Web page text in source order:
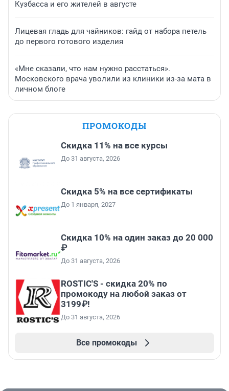
Кузбасса и его жителей в августе
Лицевая гладь для чайников: гайд от набора петель
до первого готового изделия
«Мне сказали, что нам нужно расстаться».
Московского врача уволили из клиники из-за мата в
личном блоге
ПРОМОКОДЫ
Скидка 11% на все курсы
До 31 августа, 2026
Скидка 5% на все сертификаты
До 1 января, 2027
Скидка 10% на один заказ до 20 000
₽
До 31 августа, 2026
ROSTIC'S - скидка 20% по
промокоду на любой заказ от
3199₽!
До 31 августа, 2026
Все промокоды